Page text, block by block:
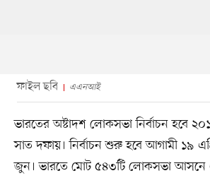
ফাইল ছবি এএনআই
ভারতের অষ্টাদশ লোকসভা নির্বাচন হবে
সাত দফায়। নির্বাচন শুরু হবে আগামী ১৯
জুন। ভারতে মোট ৫৪৩টি লোকসভা আসনে এ